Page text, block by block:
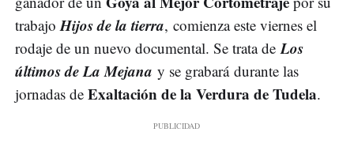
trabajo Hijos de la tierra, comienza este viernes el
rodaje de un nuevo documental. Se trata deLos
últimos de La Mejana y se grabará durante las
jornadas de Exaltación de la Verdura de Tudela.